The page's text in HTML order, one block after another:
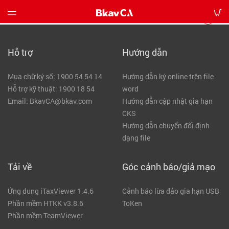
thiệu
Bảng
giá
tức
Tải
về
Hỗ trợ
Mua chữ ký số: 1900 54 54 14
Hỗ trợ kỹ thuật: 1900 18 54
Email: BkavCA@bkav.com
Hướng dẫn
Hướng dẫn ký online trên file
word
Hướng dẫn cập nhật gia hạn
CKS
Hướng dẫn chuyển đổi định
dạng file
Tải về
Ứng dung iTaxViewer 1.4.6
Phần mềm HTKK v3.8.6
Phần mềm TeamViewer
Góc cảnh báo/giả mạo
Cảnh báo lừa đảo gia hạn USB
ToKen